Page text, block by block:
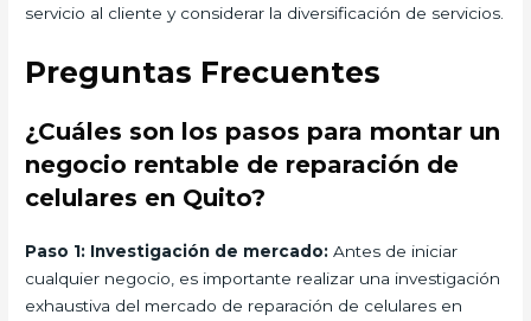
servicio al cliente y considerar la diversificación de servicios.
Preguntas Frecuentes
¿Cuáles son los pasos para montar un
negocio rentable de reparación de
celulares en Quito?
Paso 1: Investigación de mercado: Antes de iniciar
cualquier negocio, es importante realizar una investigación
exhaustiva del mercado de reparación de celulares en